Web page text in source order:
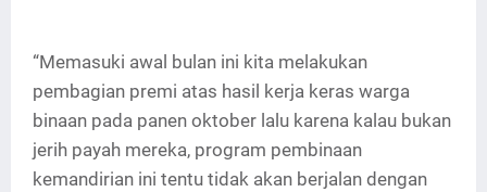
“Memasuki awal bulan ini kita melakukan
pembagian premi atas hasil kerja keras warga
binaan pada panen oktober lalu karena kalau bukan
jerih payah mereka, program pembinaan
kemandirian ini tentu tidak akan berjalan dengan